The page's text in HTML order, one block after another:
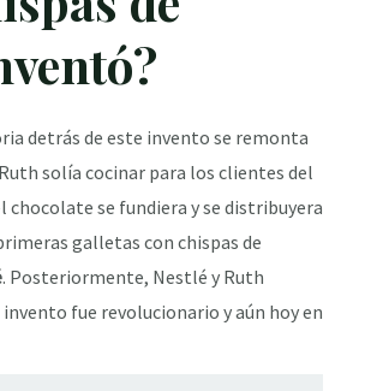
detrás de este invento se remonta
solía cocinar para los clientes del
chocolate se fundiera y se distribuyera
galletas con chispas de
. Posteriormente, Nestlé y Ruth
fue revolucionario y aún hoy en